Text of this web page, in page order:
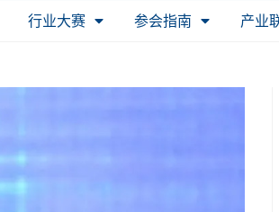
行业大赛 参会指南 产业